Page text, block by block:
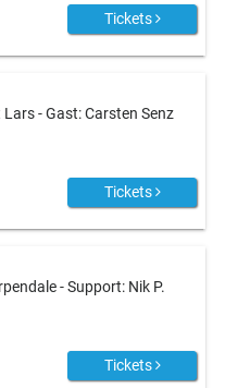
Tickets
Lars - Gast: Carsten Senz
Tickets
- Support: Nik P.
Tickets